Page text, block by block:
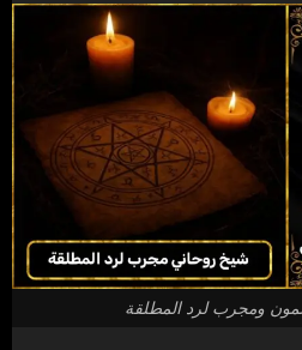
ومجرب لرد المطلقة